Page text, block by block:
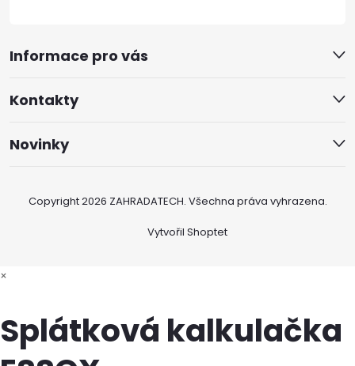
Informace pro vás
Kontakty
Novinky
Vytvořil Shoptet
Copyright 2026 ZAHRADATECH. Všechna práva vyhrazena.
×
Splátková kalkulačka